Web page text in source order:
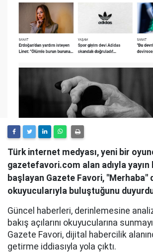
Türk internet medyası, yeni bir
gazetefavori.com alan adıyla yayın
başlayan Gazete Favori, "Merhaba"
okuyucularıyla buluştuğunu
Güncel haberleri, derinlemesine
bakış açılarını okuyucularına
Gazete Favori, dijital habercilik
getirme iddiasıyla yola çıktı.